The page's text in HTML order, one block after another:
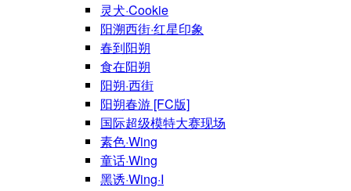
灵犬·Cookie
阳溯西街·红星印象
春到阳朔
食在阳朔
阳朔·西街
阳朔春游 [FC版]
国际超级模特大赛现场
素色·Wing
童话·Wing
黑诱·Wing·I